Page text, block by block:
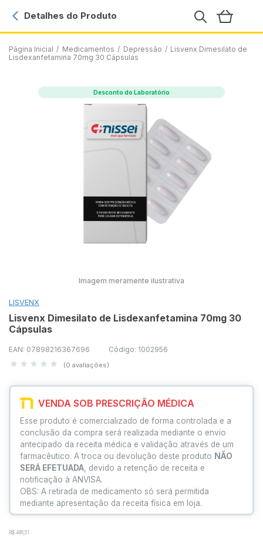
Página Inicial / Medicamentos / Depressão / Lisvenx Dimesilato de
Lisdexanfetamina 70mg 30 Cápsulas
Detalhes do Produto
Desconto do Laboratório
Imagem meramente ilustrativa
LISVENX
Lisvenx Dimesilato de Lisdexanfetamina 70mg 30
Cápsulas
EAN: 07898216367696 Código: 1002956
(0 avaliações)
VENDA SOB PRESCRIÇÃO MÉDICA
Esse produto é comercializado de forma controlada e a
conclusão da compra será realizada mediante o envio
antecipado da receita médica e validação através de um
farmacêutico. A troca ou devolução deste produto NÃO
SERÁ EFETUADA , devido a retenção de receita e
notificação à ANVISA.
OBS: A retirada de medicamento só será permitida
mediante apresentação da receita física em loja.
R$ 486,51